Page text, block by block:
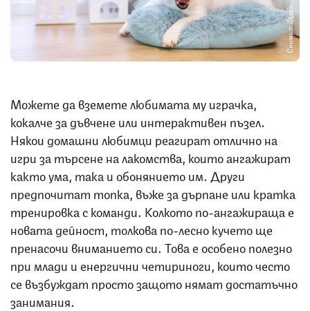
Снимка: iStock
Можете да вземете любимата му играчка,
кокалче за дъвчене или интерактивен пъзел.
Някои домашни любимци реагират отлично на
игри за търсене на лакомства, които ангажират
както ума, така и обонянието им. Други
предпочитат топка, въже за дърпане или кратка
тренировка с команди. Колкото по-ангажираща е
новата дейност, толкова по-лесно кучето ще
пренасочи вниманието си. Това е особено полезно
при млади и енергични четириноги, които често
се възбуждат просто защото нямат достатъчно
занимания.